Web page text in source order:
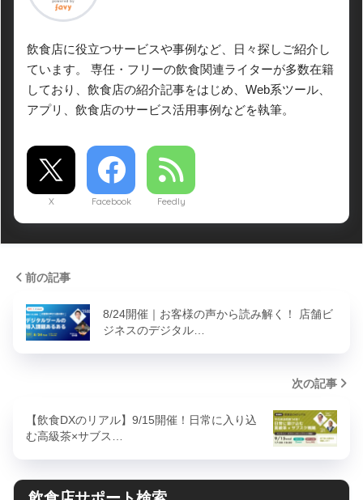
飲食店に役立つサービスや事例など、日々探しご紹介し
ています。 専任・フリーの飲食関連ライターが多数在籍
しており、飲食店の紹介記事をはじめ、Web系ツール、
アプリ、飲食店のサービス活用事例などを執筆。
X Facebook Feedly
前の記事
8/24開催｜お客様の声から読み解く！ 店舗ビ
ジネスのデジタル…
次の記事
【飲食DXのリアル】9/15開催！日常に入り込
む高級茶×サブス…